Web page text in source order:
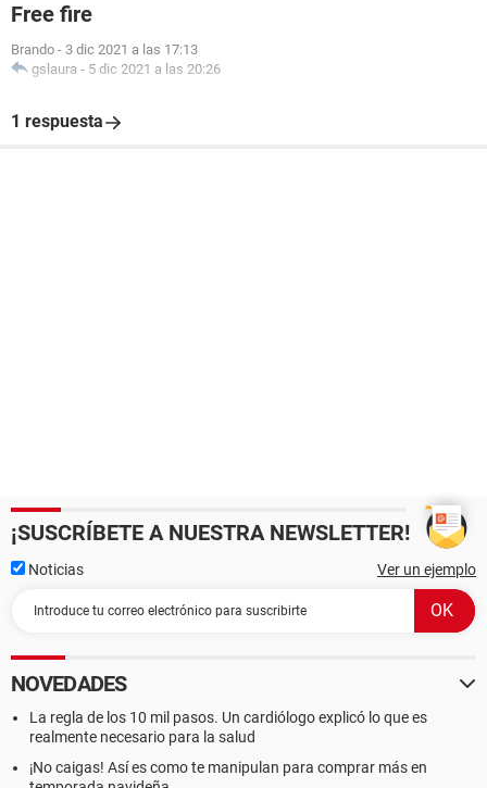
Free fire
Brando - 3 dic 2021 a las 17:13
gslaura - 5 dic 2021 a las 20:26
1 respuesta
¡SUSCRÍBETE A NUESTRA NEWSLETTER!
Noticias Ver un ejemplo
NOVEDADES
La regla de los 10 mil pasos. Un cardiólogo explicó lo que es
realmente necesario para la salud
¡No caigas! Así es como te manipulan para comprar más en